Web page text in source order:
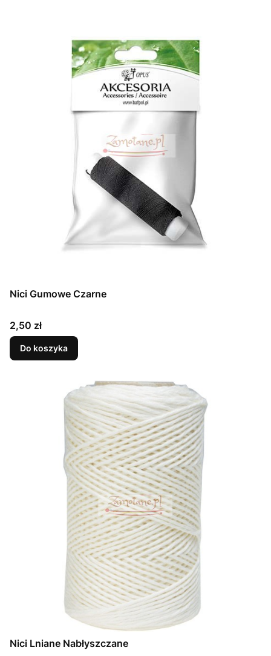
Nici Gumowe Czarne
Cena
2,50 zł
Do koszyka
Nici Lniane Nabłyszczane